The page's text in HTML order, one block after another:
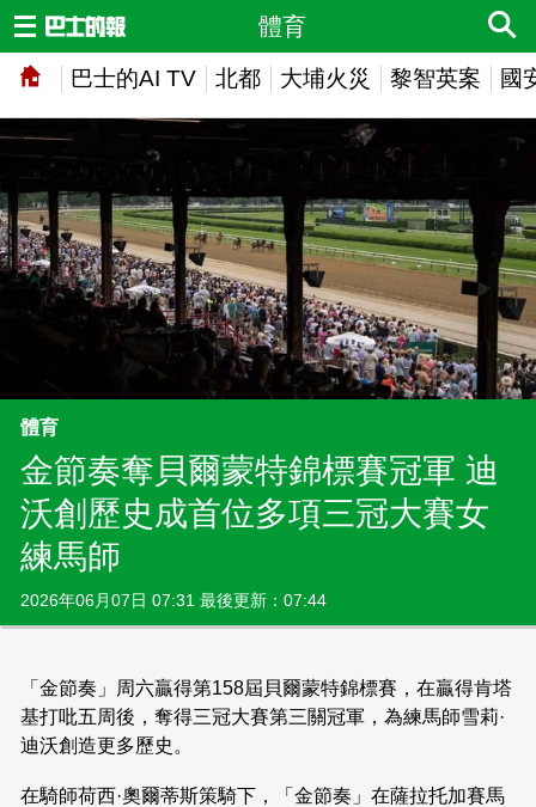
巴士的AI TV 北都 大埔火災 黎智英案 國
體育
體育
金節奏奪貝爾蒙特錦標賽冠軍 迪
沃創歷史成首位多項三冠大賽女
練馬師
2026年06月07日 07:31 最後更新：07:44
「金節奏」周六贏得第158屆貝爾蒙特錦標賽，在贏得肯塔
基打吡五周後，奪得三冠大賽第三關冠軍，為練馬師雪莉·
迪沃創造更多歷史。
在騎師荷西·奧爾蒂斯策騎下，「金節奏」在薩拉托加賽馬